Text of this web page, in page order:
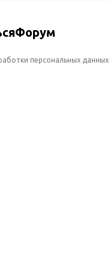
Форум
персональных данных